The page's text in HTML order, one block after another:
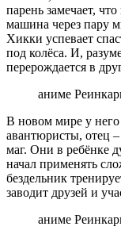
парень замечает,
машина через пару
Хикки успевает
под колёса. И,
перерождается в
аниме
В новом мире у
авантюристы, отец
маг. Они в ребёнке
начал применять
бездельник
заводит друзей и
аниме